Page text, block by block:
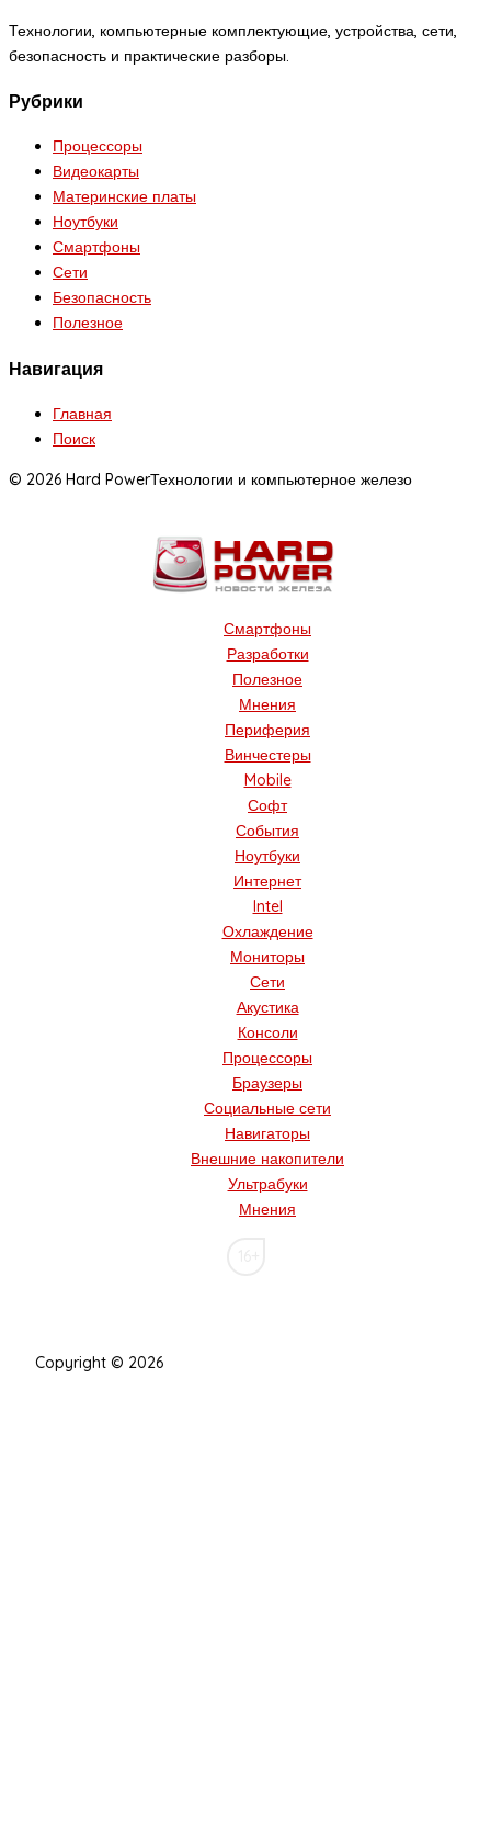
Технологии, компьютерные комплектующие, устройства, сети,
безопасность и практические разборы.
Рубрики
Процессоры
Видеокарты
Материнские платы
Ноутбуки
Смартфоны
Сети
Безопасность
Полезное
Навигация
Главная
Поиск
© 2026 Hard PowerТехнологии и компьютерное железо
Смартфоны
Разработки
Полезное
Мнения
Периферия
Винчестеры
Mobile
Софт
События
Ноутбуки
Интернет
Intel
Охлаждение
Мониторы
Сети
Акустика
Консоли
Процессоры
Браузеры
Социальные сети
Навигаторы
Внешние накопители
Ультрабуки
Мнения
Copyright © 2026